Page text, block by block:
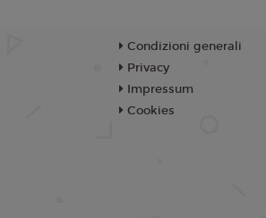
Condizioni generali
Privacy
Impressum
Cookies